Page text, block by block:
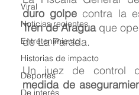
Viral
Noticias recientes
Entretenimiento
Historias de impacto
Deportes
De interés
duro golpe
Tren de Aragua que
de La Parada.
medida de